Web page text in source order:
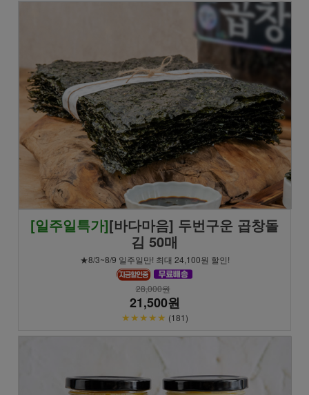
[일주일특가][바다마음] 두번구운 곱창돌
김 50매
★8/3~8/9 일주일만! 최대 24,100원 할인!
28,000원
21,500원
★★★★★ (181)